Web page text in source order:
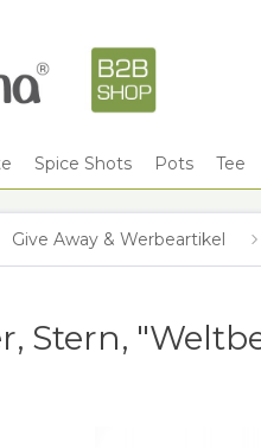
Spice Shots Pots Tee
Give Away & Werbeartikel
Stern,